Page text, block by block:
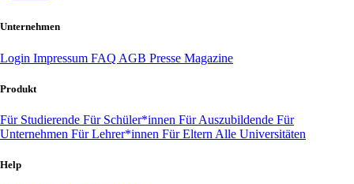
Unternehmen
Login Impressum FAQ AGB Presse Magazine
Produkt
Für Studierende Für Schüler*innen Für Auszubildende Für
Unternehmen Für Lehrer*innen Für Eltern Alle Universitäten
Help